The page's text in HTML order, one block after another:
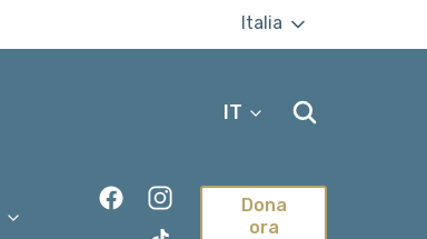
Italia
IT
Dona
ora